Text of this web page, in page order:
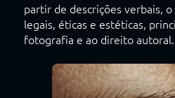
partir de descrições verbais,
legais, éticas e estéticas,
fotografia e ao direito autoral.